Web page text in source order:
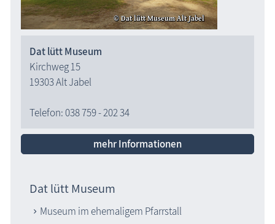
Dat lütt Museum
Kirchweg 15
19303 Alt Jabel
Telefon: 038 759 - 202 34
mehr Informationen
Dat lütt Museum
Museum im ehemaligem Pfarrstall